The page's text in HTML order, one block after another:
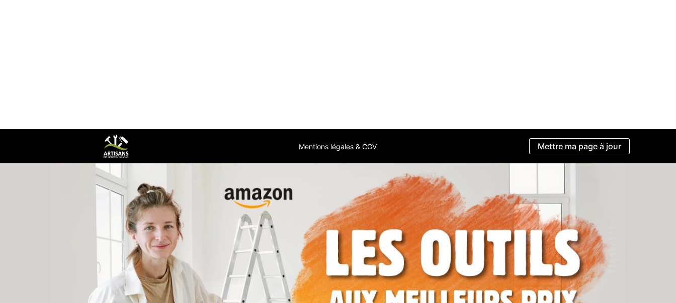
Mentions légales & CGV Mettre ma page à jour